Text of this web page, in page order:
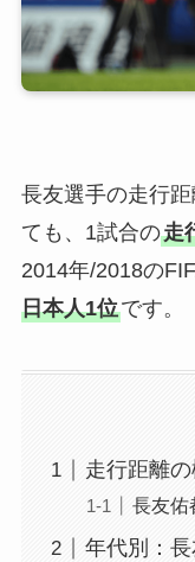
長友選手の走行
ても、1試合の走
2014年/2018の
日本人1位です。
走行距離
長友佑
年代別：